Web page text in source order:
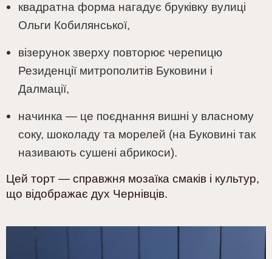
квадратна форма нагадує бруківку вулиці
Ольги Кобилянської,
візерунок зверху повторює черепицю
Резиденції митрополитів Буковини і
Далмації,
начинка — це поєднання вишні у власному
соку, шоколаду та морелей (на Буковині так
називають сушені абрикоси).
Цей торт — справжня мозаїка смаків і культур,
що відображає дух Чернівців.